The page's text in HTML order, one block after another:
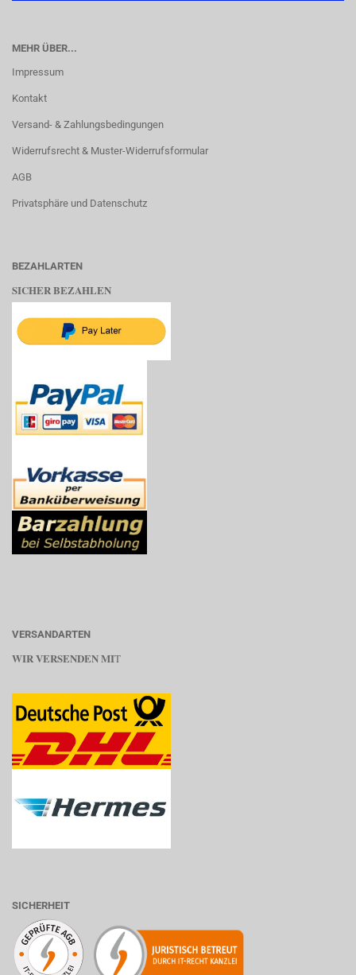
MEHR ÜBER...
Impressum
Kontakt
Versand- & Zahlungsbedingungen
Widerrufsrecht & Muster-Widerrufsformular
AGB
Privatsphäre und Datenschutz
BEZAHLARTEN
SICHER BEZAHLEN
VERSANDARTEN
WIR VERSENDEN MIT
SICHERHEIT